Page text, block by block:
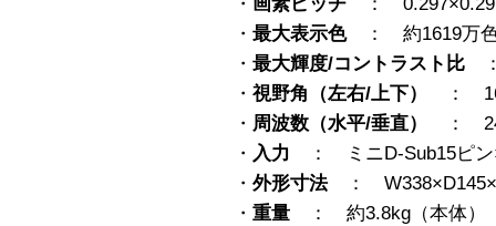
・ 最大表示色： 約1619万
・ 最大輝度/コントラスト比
・ 視野角（左右/上下）
：
・ 周波数（水平/垂直）
：
・ 入力 ： ミニD-Sub15ピン
・ 外形寸法：
・ 重量 ： 約3.8kg（本体）